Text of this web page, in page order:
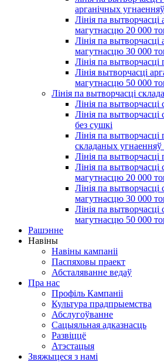
арганічных
Лінія па
магутнасцю 20 000
Лінія па
магутнасцю 30 000
Лінія па
Лінія вытворчасці
магутнасцю 50 000
Лінія па вытворчасці
Лінія па
Лінія па
без сушкі
Лінія па вытворчасці
складаных
Лінія па
Лінія па
магутнасцю 20 000
Лінія па
магутнасцю 30 000
Лінія па
магутнасцю 50 000
Рашэнне
Навіны
Навіны кампаніі
Паспяховы праект
Абсталяванне ведаў
Пра нас
Профіль Кампаніі
Культура прадпрыемства
Абслугоўванне
Сацыяльная адказнасць
Развіццё
Атэстацыя
Звяжыцеся з намі